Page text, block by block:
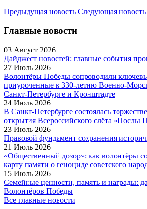
Предыдущая новость Следующая новость
Главные новости
03 Август 2026
Дайджест новостей: главные события
27 Июль 2026
Волонтёры Победы сопроводили
приуроченные к 330-летию Военно-
Санкт-Петербурге и Кронштадте
24 Июль 2026
В Санкт-Петербурге состоялась
открытия Всероссийского слёта «Послы
23 Июль 2026
Правовой фундамент сохранения
21 Июль 2026
«Общественный дозор»: как волонтёры
карту памяти о геноциде советского
15 Июль 2026
Семейные ценности, память и награды:
Волонтёров Победы
Все главные новости